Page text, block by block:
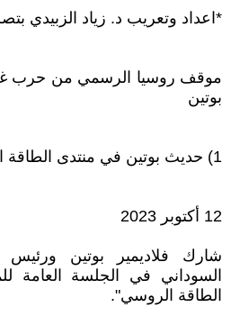
*اعداد وتعريب د. زياد الزبيدي
موقف روسيا الرسمي من حرب
بوتين
1) حديث بوتين في منتدى الطاقة الروسي
12 أكتوبر 2023
شارك فلاديمير بوتين ورئيس
السوداني في الجلسة العامة
الطاقة الروسي".